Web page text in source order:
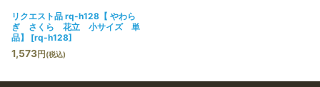
リクエスト品 rq-h128【 やわら
ぎ さくら 花立 小サイズ 単
品】
[rq-h128]
1,573円 (税込)